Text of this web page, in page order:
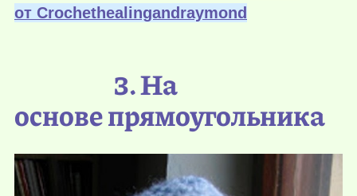
от Сrochethealingandraymond
3. На
основе прямоугольника